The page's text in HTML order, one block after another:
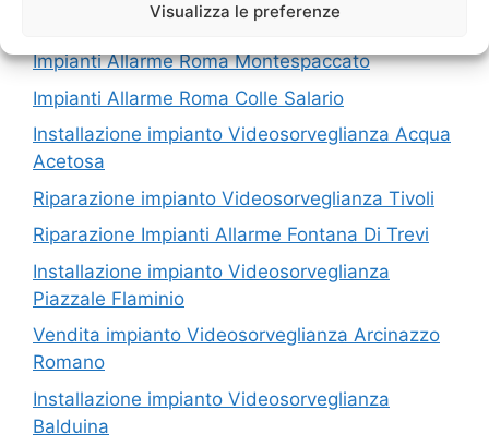
Visualizza le preferenze
Impianti Allarme Roma Montespaccato
Impianti Allarme Roma Colle Salario
Installazione impianto Videosorveglianza Acqua
Acetosa
Riparazione impianto Videosorveglianza Tivoli
Riparazione Impianti Allarme Fontana Di Trevi
Installazione impianto Videosorveglianza
Piazzale Flaminio
Vendita impianto Videosorveglianza Arcinazzo
Romano
Installazione impianto Videosorveglianza
Balduina